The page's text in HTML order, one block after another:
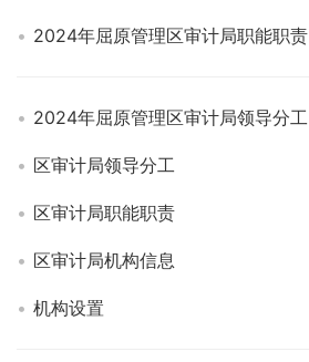
2024年屈原管理区审计局职能职责
2024年屈原管理区审计局领导分工
区审计局领导分工
区审计局职能职责
区审计局机构信息
机构设置